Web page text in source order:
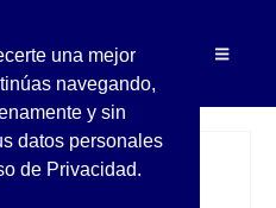
una mejor
navegando,
y sin
datos personales
de Privacidad.